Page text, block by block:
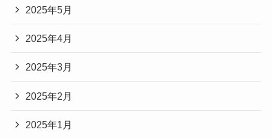
2025年5月
2025年4月
2025年3月
2025年2月
2025年1月